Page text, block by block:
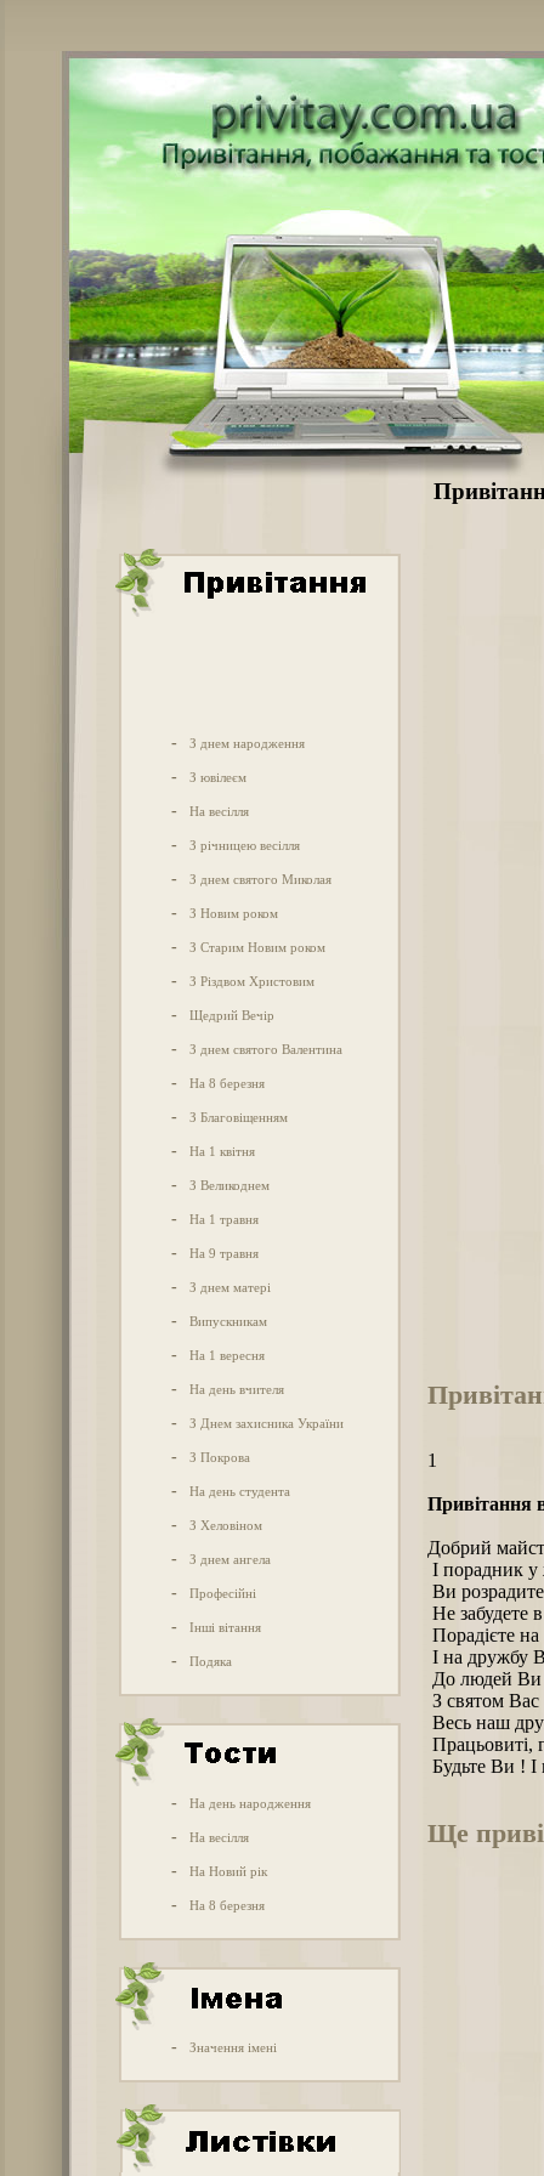
- З днем народження
- З ювілеєм
- На весілля
- З річницею весілля
- З днем святого Миколая
- З Новим роком
- З Старим Новим роком
- З Різдвом Христовим
- Щедрий Вечір
- З днем святого Валентина
- На 8 березня
- З Благовіщенням
- На 1 квітня
- З Великоднем
- На 1 травня
- На 9 травня
- З днем матері
- Випускникам
- На 1 вересня
- На день вчителя
- З Днем захисника України
- З Покрова
- На день студента
- З Хеловіном
- З днем ангела
- Професійні
- Інші вітання
- Подяка
- На день народження
- На весілля
- На Новий рік
- На 8 березня
- Значення імені
1
Привітання
Добрий
І порадник у
Ви
Не забудете в
Порадієте на
І на дружбу
До людей Ви
З святом Вас
Весь наш
Працьовиті,
Будьте Ви ! І
Ще